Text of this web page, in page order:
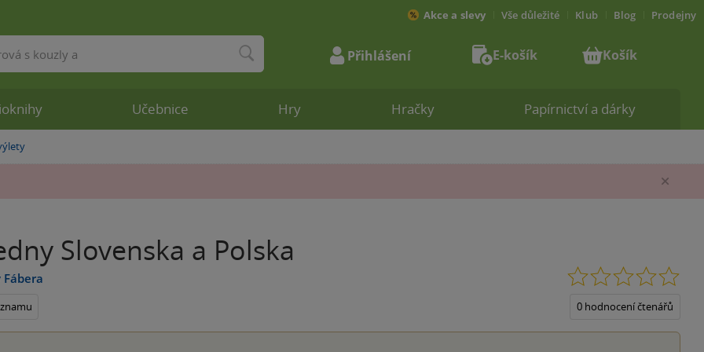
Slovenska a Polska
Fábera
0 hodnocení čtenářů
Učebnice Hry Hračky Papírnictví a dárky
Akce a slevy Vše důležité Klub Blog Prodejny
Přihlášení E-košík Košík